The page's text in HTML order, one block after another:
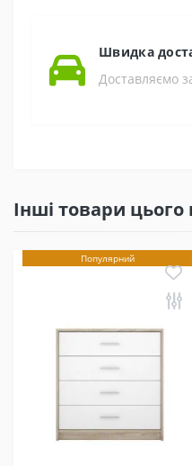
Швидка
Доставляємо
Інші товари
Популярний